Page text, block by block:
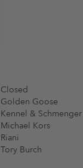
Closed
Golden Goose
Kennel & Schmenger
Michael Kors
Riani
Tory Burch